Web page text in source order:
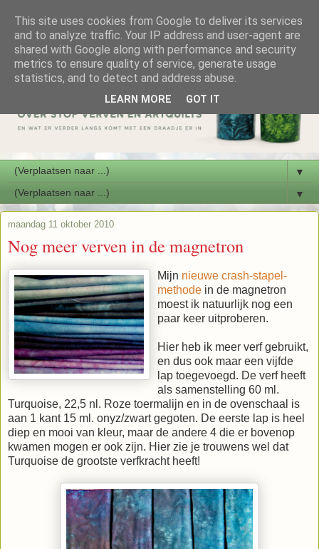
▼
▼
maandag 11 oktober 2010
Nog meer verven in de magnetron
Mijn nieuwe crash-stapel-
methode in de magnetron
moest ik natuurlijk nog een
paar keer uitproberen.
Hier heb ik meer verf gebruikt,
en dus ook maar een vijfde
lap toegevoegd. De verf heeft
als samenstelling 60 ml.
Turquoise, 22,5 nl. Roze toermalijn en in de ovenschaal is
aan 1 kant 15 ml. onyz/zwart gegoten. De eerste lap is heel
diep en mooi van kleur, maar de andere 4 die er bovenop
kwamen mogen er ook zijn. Hier zie je trouwens wel dat
Turquoise de grootste verfkracht heeft!
This site uses cookies from Google to deliver its services
and to analyze traffic. Your IP address and user-agent are
shared with Google along with performance and security
metrics to ensure quality of service, generate usage
statistics, and to detect and address abuse.
LEARN MORE GOT IT